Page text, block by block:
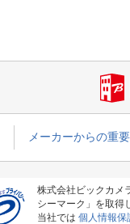
メーカーからの重
株式会社ビックカメ
シーマーク」を取得
当社では 個人情報保